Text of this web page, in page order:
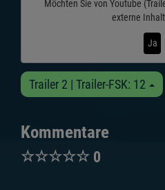
Möchten Sie von Youtube
externe
Ja
Trailer 2 | Trailer-FSK: 12
Kommentare
☆☆☆☆☆ 0